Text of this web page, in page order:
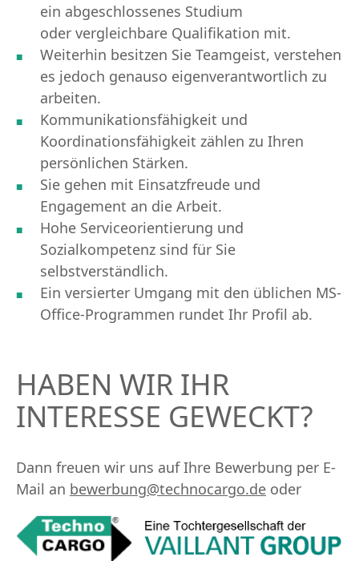
ein abgeschlossenes Studium
oder vergleichbare Qualifikation mit.
Weiterhin besitzen Sie Teamgeist, verstehen
es jedoch genauso eigenverantwortlich zu
arbeiten.
Kommunikationsfähigkeit und
Koordinationsfähigkeit zählen zu Ihren
persönlichen Stärken.
Sie gehen mit Einsatzfreude und
Engagement an die Arbeit.
Hohe Serviceorientierung und
Sozialkompetenz sind für Sie
selbstverständlich.
Ein versierter Umgang mit den üblichen MS-
Office-Programmen rundet Ihr Profil ab.
HABEN WIR IHR
INTERESSE GEWECKT?
Dann freuen wir uns auf Ihre Bewerbung per E-
Mail an bewerbung@technocargo.de oder